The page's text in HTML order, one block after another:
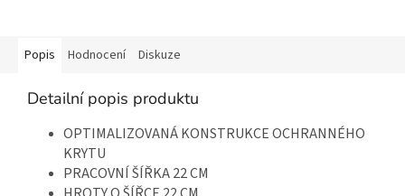
Popis Hodnocení Diskuze
Detailní popis produktu
OPTIMALIZOVANÁ KONSTRUKCE OCHRANNÉHO
KRYTU
PRACOVNÍ ŠÍŘKA 22 CM